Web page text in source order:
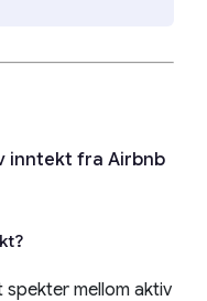
inntekt fra Airbnb
mellom aktiv